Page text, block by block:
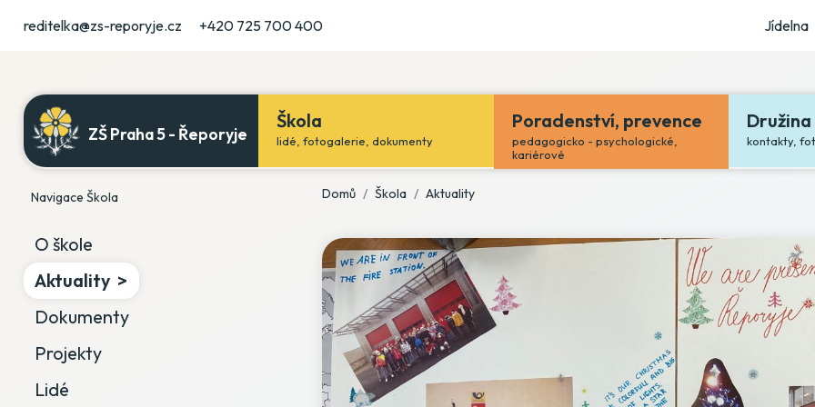
reditelka@zs-reporyje.cz +420 725 700 400 Jídelna
ZŠ Praha 5 - Řeporyje
Škola
lidé, fotogalerie, dokumenty
Poradenství, prevence
pedagogicko - psychologické,
kariérové
Družina
kontakty,
Navigace Škola
O škole
Aktuality
Dokumenty
Projekty
Lidé
Domů Škola Aktuality